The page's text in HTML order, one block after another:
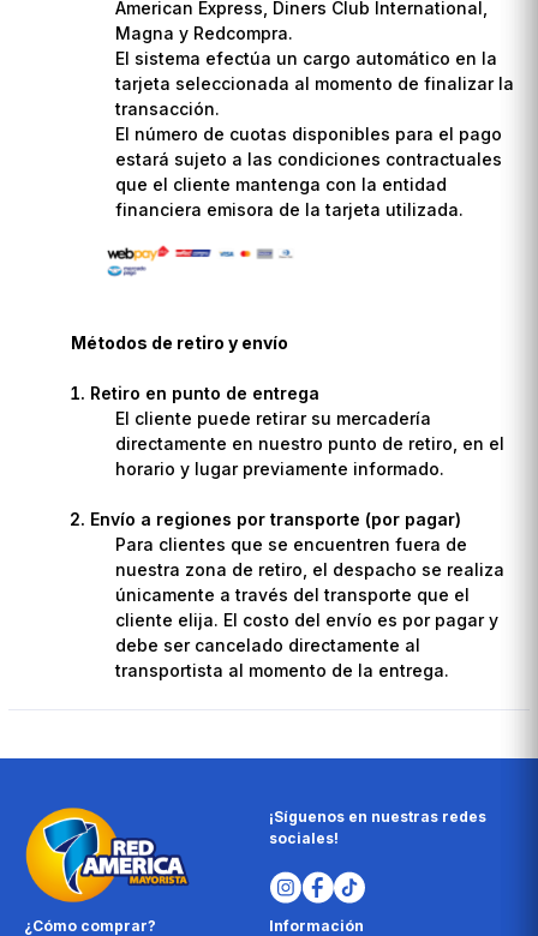
American Express, Diners Club International,
Magna y Redcompra.
El sistema efectúa un cargo automático en la
tarjeta seleccionada al momento de finalizar la
transacción.
El número de cuotas disponibles para el pago
estará sujeto a las condiciones contractuales
que el cliente mantenga con la entidad
financiera emisora de la tarjeta utilizada.
Métodos de retiro y envío
Retiro en punto de entrega
El cliente puede retirar su mercadería
directamente en nuestro punto de retiro, en el
horario y lugar previamente informado.
Envío a regiones por transporte (por pagar)
Para clientes que se encuentren fuera de
nuestra zona de retiro, el despacho se realiza
únicamente a través del transporte que el
cliente elija. El costo del envío es por pagar y
debe ser cancelado directamente al
transportista al momento de la entrega.
¡Síguenos en nuestras redes
sociales!
¿Cómo comprar? Información